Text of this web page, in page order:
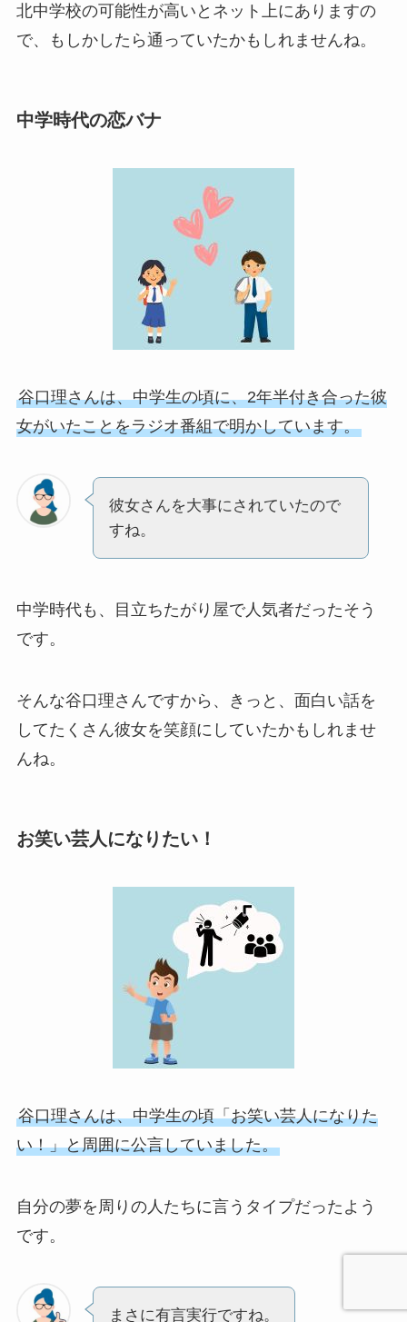
北中学校の可能性が高いとネット上にありますの
で、もしかしたら通っていたかもしれませんね。
中学時代の恋バナ
谷口理さんは、中学生の頃に、2年半付き合った彼
女がいたことをラジオ番組で明かしています。
彼女さんを大事にされていたので
すね。
中学時代も、目立ちたがり屋で人気者だったそう
です。
そんな谷口理さんですから、きっと、面白い話を
してたくさん彼女を笑顔にしていたかもしれませ
んね。
お笑い芸人になりたい！
谷口理さんは、中学生の頃「お笑い芸人になりた
い！」と周囲に公言していました。
自分の夢を周りの人たちに言うタイプだったよう
です。
まさに有言実行ですね。